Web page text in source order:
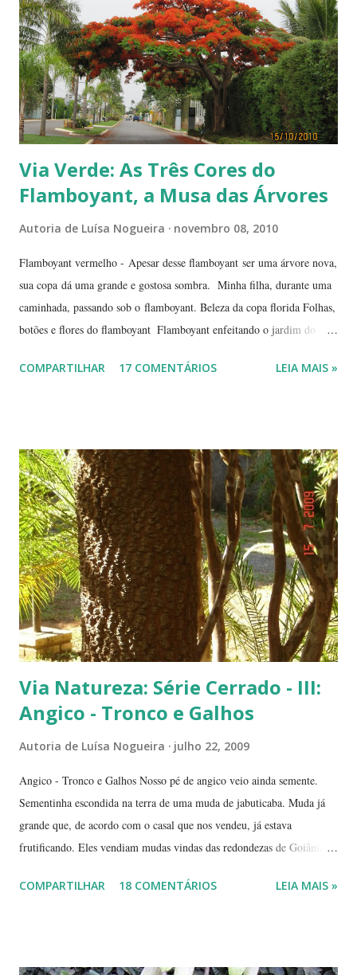
Via Verde: As Três Cores do
Flamboyant, a Musa das Árvores
Autoria de Luísa Nogueira novembro 08, 2010
Flamboyant vermelho - Apesar desse flamboyant ser uma árvore nova,
sua copa dá uma grande e gostosa sombra. Minha filha, durante uma
caminhada, passando sob o flamboyant. Beleza da copa florida Folhas,
botões e flores do flamboyant Flamboyant enfeitando o jardim do
fachada do TJ. Flores e galhos retorcidos do flamboyant. Flores do
árvores dando as boas vindas na entrada de uma lanchonete, na
rodovia que liga Goiânia a Brasília ( Lanchonete Jerivá ).
Flamboyants do Jerivá Flamboyant amarelo - Este está em Brasília,
logo depois da Ponte das Garças - conhecida como 'a ponte do
(Conjunto Comercial) Gilberto Salomão', no sentid...
COMPARTILHAR 17 COMENTÁRIOS LEIA MAIS »
Via Natureza: Série Cerrado - III:
Angico - Tronco e Galhos
Autoria de Luísa Nogueira julho 22, 2009
Angico - Tronco e Galhos Nosso pé de angico veio ainda semente.
Sementinha escondida na terra de uma muda de jabuticaba. Muda já
grande que, de acordo com o casal que nos vendeu, já estava
frutificando. Eles vendiam mudas vindas das redondezas de Goiânia.
plantado a jabuticabeira, com bastante cuidado, regando-a
COMPARTILHAR 18 COMENTÁRIOS LEIA MAIS »